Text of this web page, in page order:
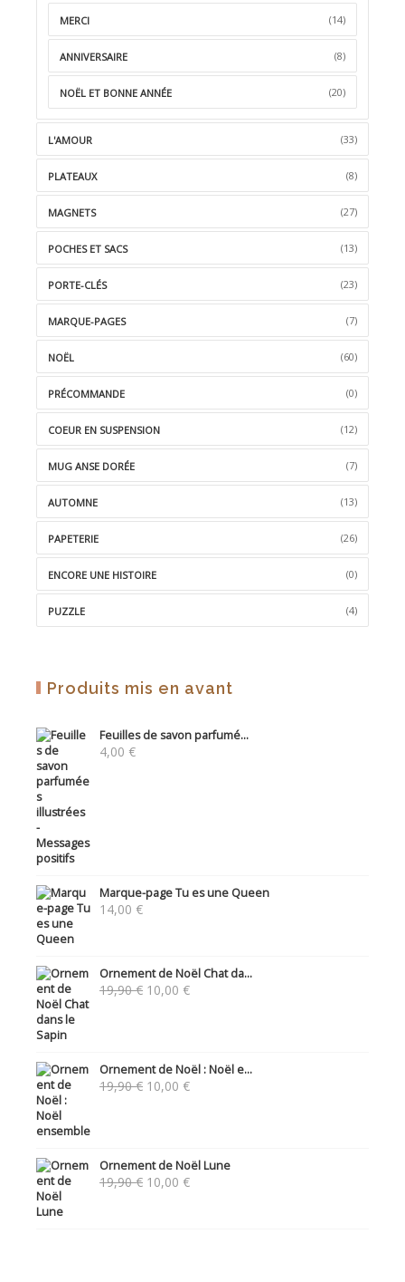
MERCI (14)
ANNIVERSAIRE (8)
NOËL ET BONNE ANNÉE (20)
L'AMOUR (33)
PLATEAUX (8)
MAGNETS (27)
POCHES ET SACS (13)
PORTE-CLÉS (23)
MARQUE-PAGES (7)
NOËL (60)
PRÉCOMMANDE (0)
COEUR EN SUSPENSION (12)
MUG ANSE DORÉE (7)
AUTOMNE (13)
PAPETERIE (26)
ENCORE UNE HISTOIRE (0)
PUZZLE (4)
Produits mis en avant
Feuilles de savon parfumé...
4,00 €
Marque-page Tu es une Queen
14,00 €
Ornement de Noël Chat da...
19,90€ Le
10,00 €Le
Ornement de Noël : Noël e...
19,90€ Le
10,00 €Le
Ornement de Noël Lune
19,90€ Le
10,00 €Le